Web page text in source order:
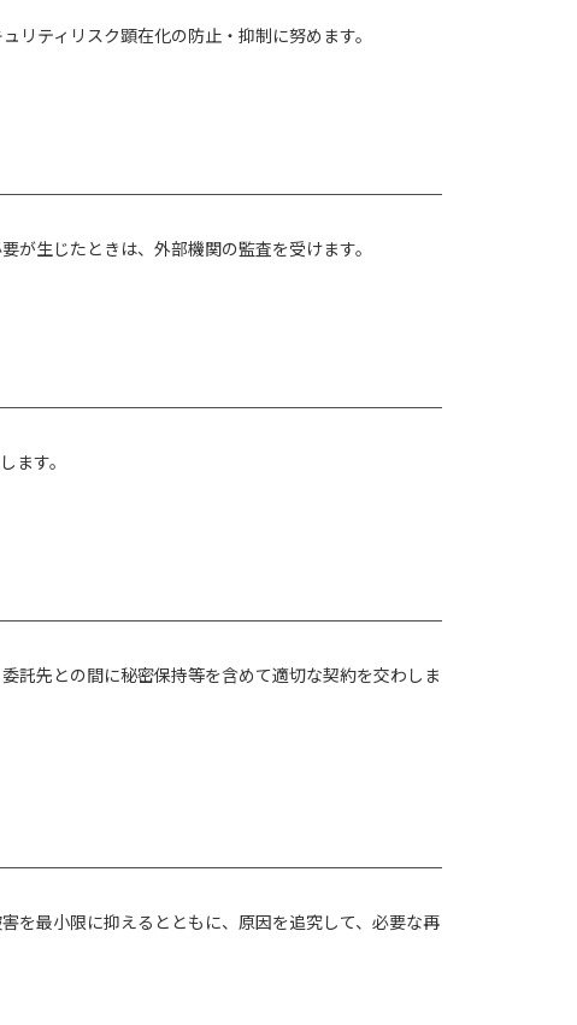
ティリスク顕在化の防止・抑制に努めます。
生じたときは、外部機関の監査を受けます。
ます。
託先との間に秘密保持等を含めて適切な契約を交わしま
を最小限に抑えるとともに、原因を追究して、必要な再